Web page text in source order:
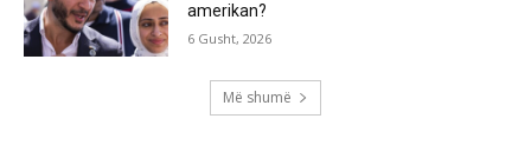
amerikan?
6 Gusht, 2026
Më shumë